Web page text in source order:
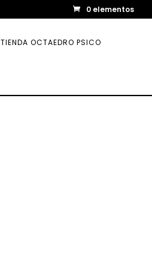
0 elementos
TIENDA OCTAEDRO PSICO